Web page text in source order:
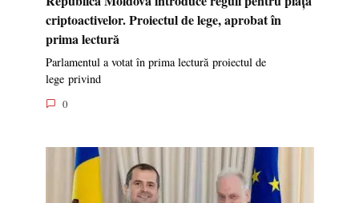
criptoactivelor. Proiectul de lege, aprobat în
prima lectură
Parlamentul a votat în prima lectură proiectul de
lege privind
0